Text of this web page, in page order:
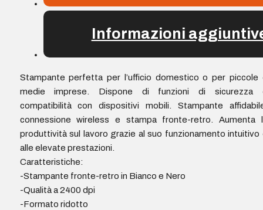
Informazioni
Stampante perfetta per l’ufficio domestico o per piccole
medie imprese. Dispone di funzioni di sicurezza
compatibilità con dispositivi mobili. Stampante
connessione wireless e stampa fronte-retro. Aumenta
produttività sul lavoro grazie al suo funzionamento intuitivo
alle elevate prestazioni.
Caratteristiche:
-Stampante fronte-retro in Bianco e Nero
-Qualità a 2400 dpi
-Formato ridotto